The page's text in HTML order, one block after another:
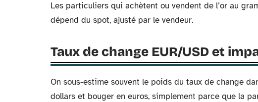
Les particuliers qui achètent ou vendent de l’or au
dépend du spot, ajusté par le vendeur.
Taux de change EUR/USD et
On sous-estime souvent le poids du taux de change
dollars et bouger en euros, simplement parce que la